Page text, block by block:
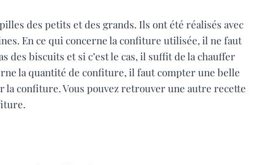
des petits et des grands. Ils ont été réalisés avec
En ce qui concerne la confiture utilisée, il ne faut
des biscuits et si c’est le cas, il suffit de la chauffer
la quantité de confiture, il faut compter une belle
confiture. Vous pouvez retrouver une autre recette